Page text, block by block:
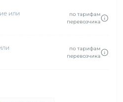
или
по тарифам
перевозчика
по тарифам
перевозчика